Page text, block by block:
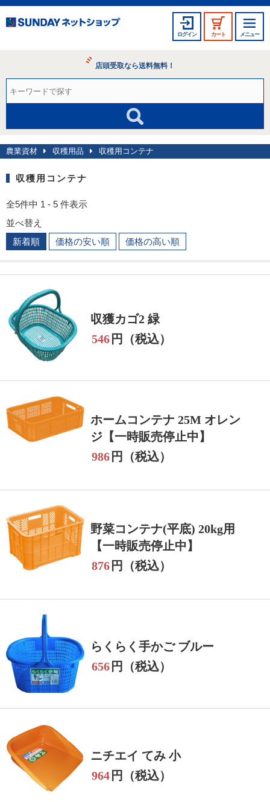
ログイン カート メニュー
店頭受取なら送料無料！
農業資材 収穫用品 収穫用コンテナ
収穫用コンテナ
全5件中 1 - 5 件表示
並べ替え
新着順
価格の安い順 価格の高い順
収獲カゴ2 緑
546 円（税込）
ホームコンテナ 25M オレン
ジ【一時販売停止中】
986 円（税込）
野菜コンテナ(平底) 20kg用
【一時販売停止中】
876 円（税込）
らくらく手かご ブルー
656 円（税込）
ニチエイ てみ 小
964 円（税込）